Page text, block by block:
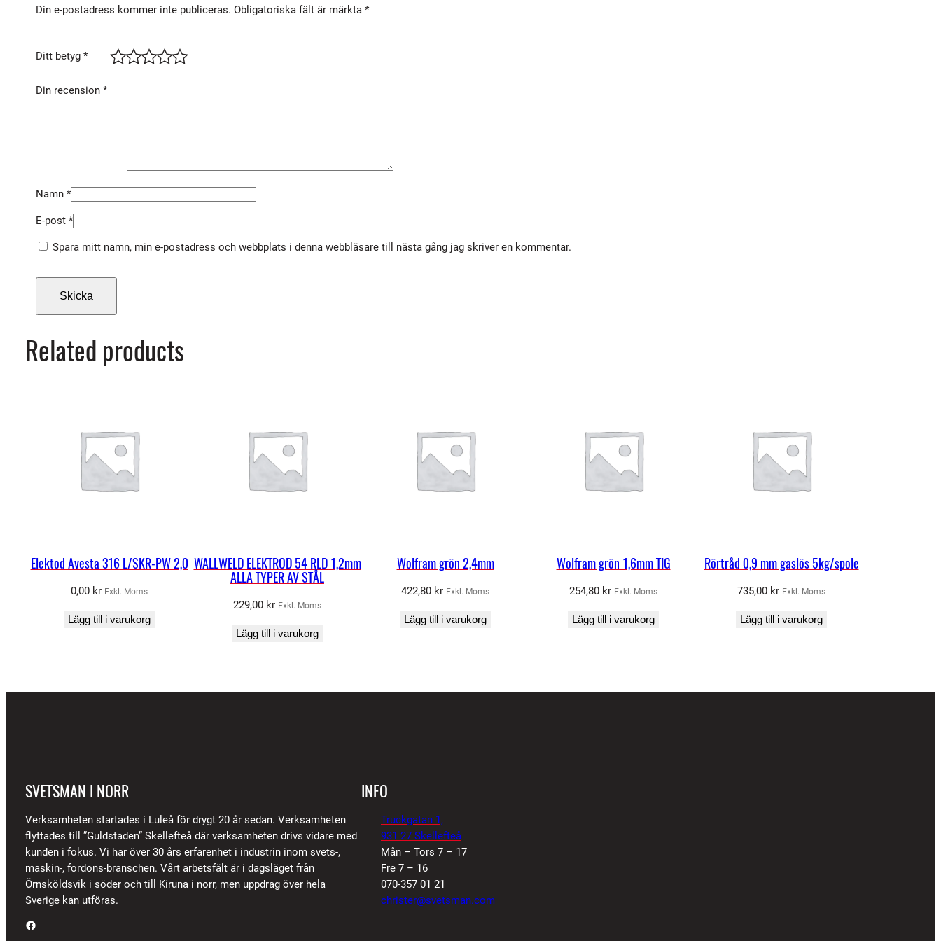
g
Din e-postadress kommer inte publiceras. Obligatoriska fält är märkta *
Ditt betyg *
Din recension *
Namn *
E-post *
Spara mitt namn, min e-postadress och webbplats i denna webbläsare till nästa gång jag skriver en kommentar.
Related products
Elektod Avesta 316 L/SKR-PW 2,0
0,00 kr Exkl. Moms
Lägg till i varukorg
WALLWELD ELEKTROD 54 RLD 1,2mm
ALLA TYPER AV STÅL
229,00 kr Exkl. Moms
Lägg till i varukorg
Wolfram grön 2,4mm
422,80 kr Exkl. Moms
Lägg till i varukorg
Wolfram grön 1,6mm TIG
254,80 kr Exkl. Moms
Lägg till i varukorg
Rörtråd 0,9 mm gaslös 5kg/spole
735,00 kr Exkl. Moms
Lägg till i varukorg
SVETSMAN I NORR
Verksamheten startades i Luleå för drygt 20 år sedan. Verksamheten
flyttades till ”Guldstaden” Skellefteå där verksamheten drivs vidare med
kunden i fokus. Vi har över 30 års erfarenhet i industrin inom svets-,
maskin-, fordons-branschen. Vårt arbetsfält är i dagsläget från
Örnsköldsvik i söder och till Kiruna i norr, men uppdrag över hela
Sverige kan utföras.
Facebook
INFO
Truckgatan 1,
931 27 Skellefteå
Mån – Tors 7 – 17
Fre 7 – 16
070-357 01 21
christer@svetsman.com